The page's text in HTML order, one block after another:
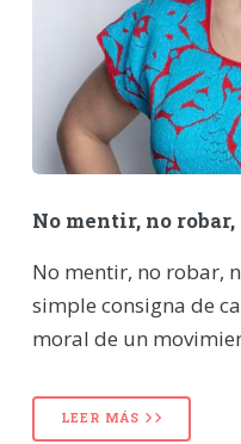
No mentir, no
No mentir, no robar,
simple consigna de
moral de un
LEER MÁS